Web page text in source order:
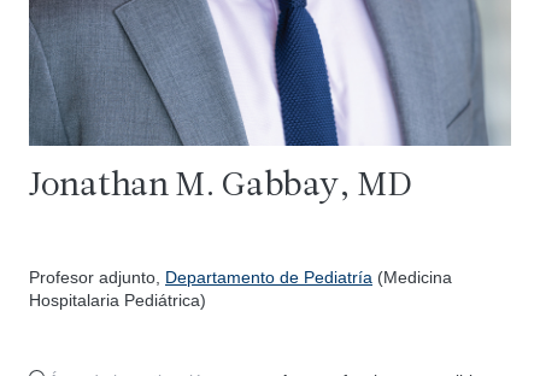
Jonathan M. Gabbay, MD
Profesor adjunto, Departamento de Pediatría (Medicina
Hospitalaria Pediátrica)